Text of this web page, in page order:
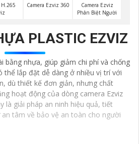
H.265
Camera Ezviz 360
Camera Ezviz
Phân Biệt Người
PLASTIC EZVIZ
bằng nhựa, giúp giảm chi phí và chống
thể lắp đặt dễ dàng ở nhiều vị trí với
dù thiết kế đơn giản, nhưng chất
hoạt động của dòng camera Ezviz
là giải pháp an ninh hiệu quả, tiết
tâm về bảo vệ an toàn cho người